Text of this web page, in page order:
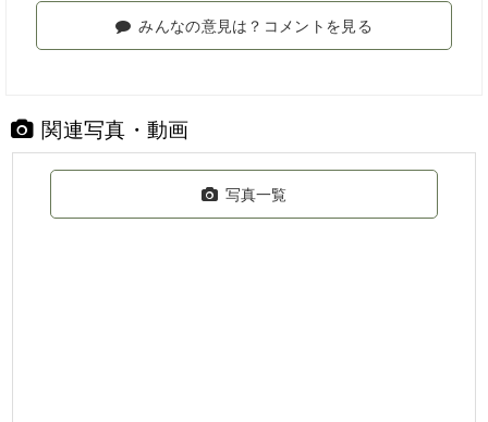
みんなの意見は？コメントを見る
関連写真・動画
写真一覧